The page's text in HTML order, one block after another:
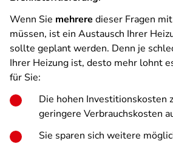
Wenn Sie mehrere dieser Fragen mit
müssen, ist ein Austausch Ihrer
sollte geplant werden. Denn je
Ihrer Heizung ist, desto mehr lohnt
für Sie:
Die hohen Investitionskosten
geringere Verbrauchskosten
Sie sparen sich weitere